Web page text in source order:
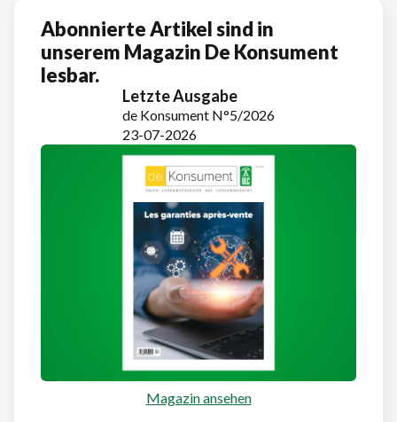
Abonnierte Artikel sind in
unserem Magazin De Konsument
lesbar.
Letzte Ausgabe
de Konsument N°5/2026
23-07-2026
Magazin ansehen